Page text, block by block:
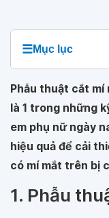
☰Mục lục
Phẫu thuật cắt mí
là 1 trong những
em phụ nữ ngày
hiệu quả để cải
có mí mắt trên bị
1. Phẫu